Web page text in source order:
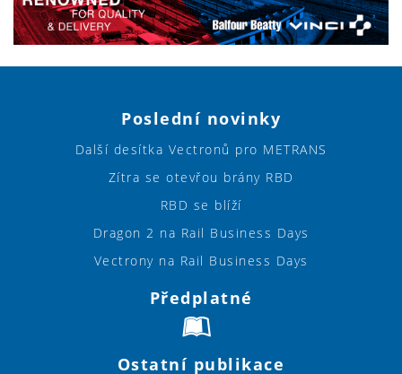
Poslední novinky
Další desítka Vectronů pro METRANS
Zítra se otevřou brány RBD
RBD se blíží
Dragon 2 na Rail Business Days
Vectrony na Rail Business Days
Předplatné
Ostatní publikace